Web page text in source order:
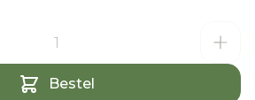
Bestel